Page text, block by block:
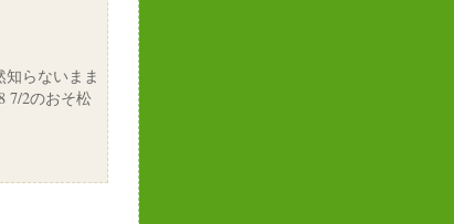
らないまま
7/2のおそ松